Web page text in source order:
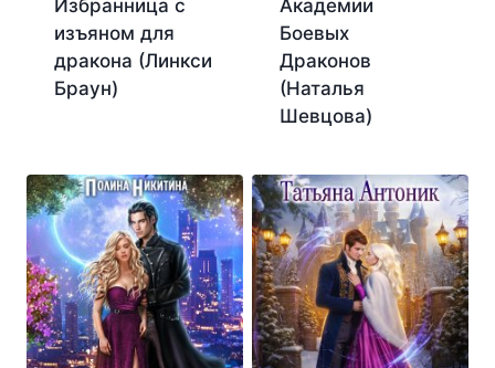
Избранница с
изъяном для
дракона (Линкси
Браун)
Академии
Боевых
Драконов
(Наталья
Шевцова)